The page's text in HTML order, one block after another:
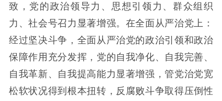
致，党的政治领导力、思想引领力、群众组织
力、社会号召力显著增强。在全面从严治党上：
经过坚决斗争，全面从严治党的政治引领和政治
保障作用充分发挥，党的自我净化、自我完善、
自我革新、自我提高能力显著增强，管党治党宽
松软状况得到根本扭转，反腐败斗争取得压倒性